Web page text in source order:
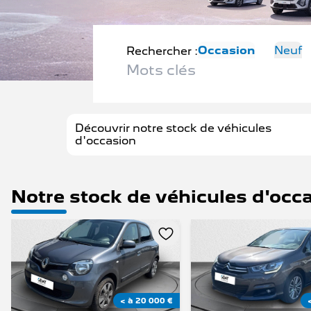
NOS
Rechercher :Occasion Neuf
Découvrir notre stock de véhicules
d'occasion
Notre stock de véhicules
< à 20 000 €